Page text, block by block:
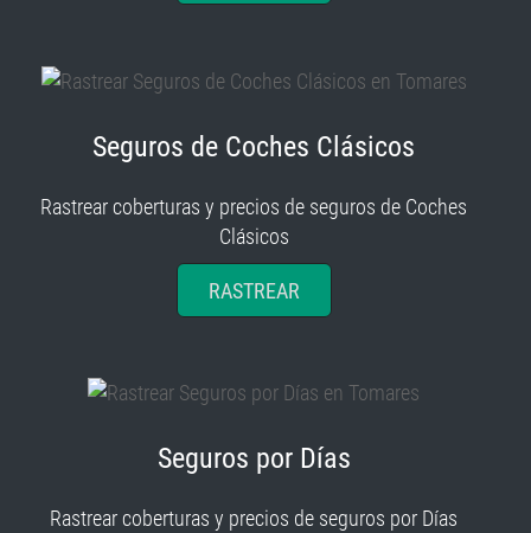
Seguros de Coches Clásicos
Rastrear coberturas y precios de seguros de Coches
Clásicos
RASTREAR
Seguros por Días
Rastrear coberturas y precios de seguros por Días